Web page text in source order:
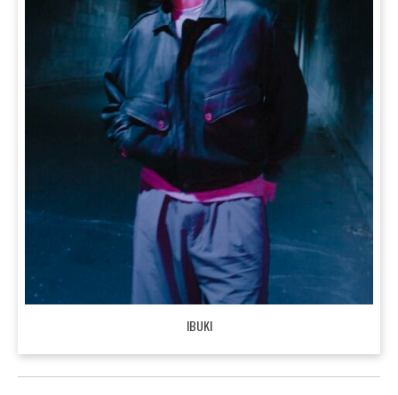
IBUKI